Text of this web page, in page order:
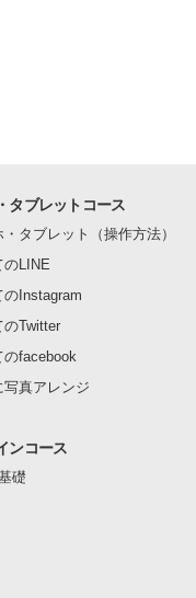
タブレットコース
・タブレット（操作方法）
のLINE
のInstagram
のTwitter
のfacebook
写真アレンジ
ンコース
礎